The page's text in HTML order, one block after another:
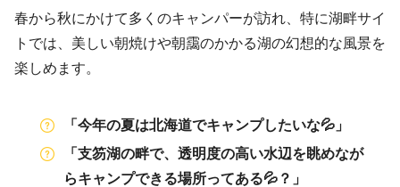
春から秋にかけて多くのキャンパーが訪れ、特に湖畔サイ
トでは、美しい朝焼けや朝靄のかかる湖の幻想的な風景を
楽しめます。
「今年の夏は北海道でキャンプしたいな💦」
「支笏湖の畔で、透明度の高い水辺を眺めなが
らキャンプできる場所ってある💦？」